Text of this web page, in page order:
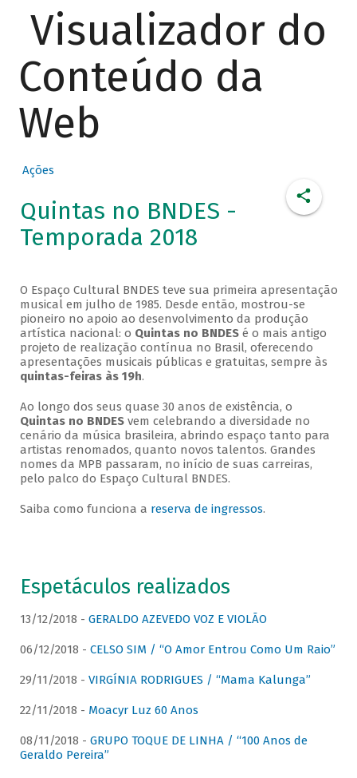
Visualizador do
Conteúdo da
Web
Ações
Quintas no BNDES -
Temporada 2018
O Espaço Cultural BNDES teve sua primeira apresentação
musical em julho de 1985. Desde então, mostrou-se
pioneiro no apoio ao desenvolvimento da produção
artística nacional: o Quintas no BNDESé o mais antigo
projeto de realização contínua no Brasil, oferecendo
apresentações musicais públicas e gratuitas, sempre às
quintas-feiras às 19h.
Ao longo dos seus quase 30 anos de existência, o
Quintas no BNDESvem celebrando a diversidade no
cenário da música brasileira, abrindo espaço tanto para
artistas renomados, quanto novos talentos. Grandes
nomes da MPB passaram, no início de suas carreiras,
pelo palco do Espaço Cultural BNDES.
Saiba como funciona a reserva de ingressos.
Espetáculos realizados
13/12/2018 - GERALDO AZEVEDO VOZ E VIOLÃO
06/12/2018 - CELSO SIM / “O Amor Entrou Como Um Raio”
29/11/2018 - VIRGÍNIA RODRIGUES / “Mama Kalunga”
22/11/2018 - Moacyr Luz 60 Anos
08/11/2018 - GRUPO TOQUE DE LINHA / “100 Anos de
Geraldo Pereira”